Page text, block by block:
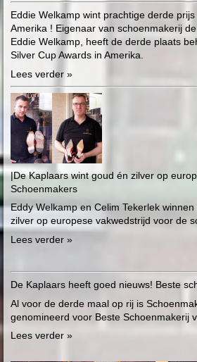
Eddie Welkamp wint prachtige derde
Amerika ! Eigenaar van schoenmakerij de
Eddie Welkamp, heeft de derde plaats
Silver Cup Awards in Amerika.
Lees verder »
|De Kaplaars wint goud én zilver op
Schoenmakers
Eddy Welkamp en Celim Tekerlek
zilver op europese vakwedstrijd voor de
Lees verder »
De Kaplaars heeft goed nieuws! Beste
Al voor de derde maal op rij is
genomineerd voor Beste Schoenmakerij
Lees verder »